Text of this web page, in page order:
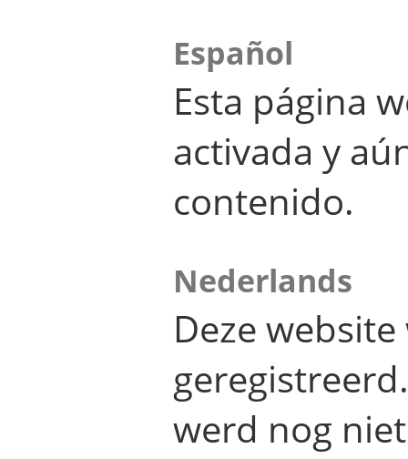
Español
Esta página
activada y
contenido.
Nederlands
Deze
werd nog